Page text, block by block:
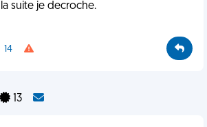
suite je decroche.
14
13